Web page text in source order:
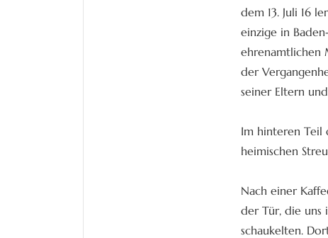
dem 13. Juli 16
einzige in
ehrenamtlichen
der
seiner Eltern
Im hinteren Teil
heimischen
Nach einer
der Tür, die uns
schaukelten.